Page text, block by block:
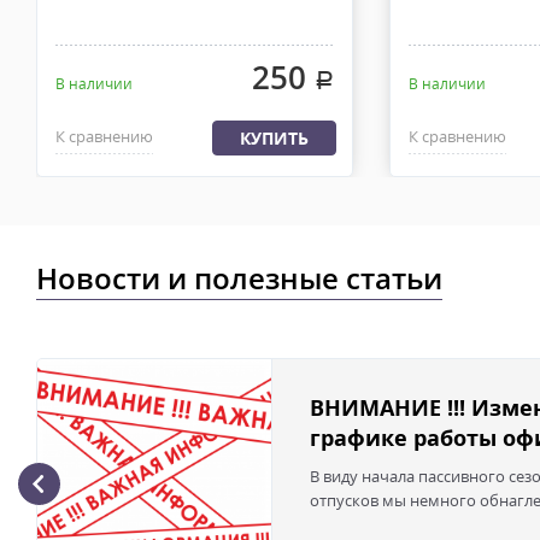
В наличии 250 .
К сравнению КУПИТЬ
В наличии
К сравнению
Новости и полезные статьи
ВНИМАНИЕ !!!
графике работы
В виду начала пассивного
отпусков мы немного